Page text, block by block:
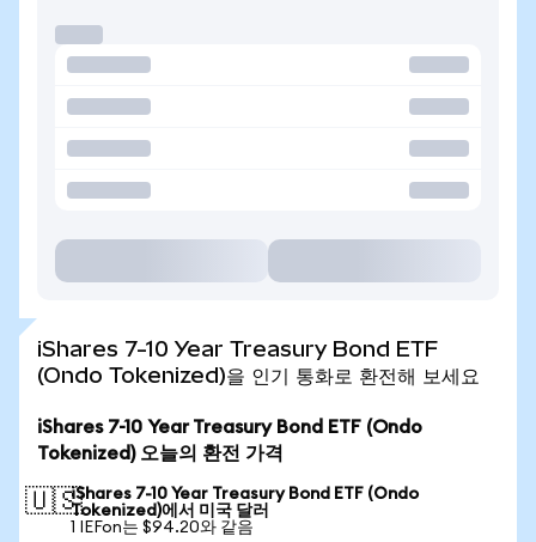
iShares 7-10 Year Treasury Bond ETF
(Ondo Tokenized)을 인기 통화로 환전해 보세요
iShares 7-10 Year Treasury Bond ETF (Ondo
Tokenized) 오늘의 환전 가격
🇺🇸iShares 7-10 Year Treasury Bond ETF (Ondo
Tokenized)에서 미국 달러
1 IEFon는 $94.20와 같음